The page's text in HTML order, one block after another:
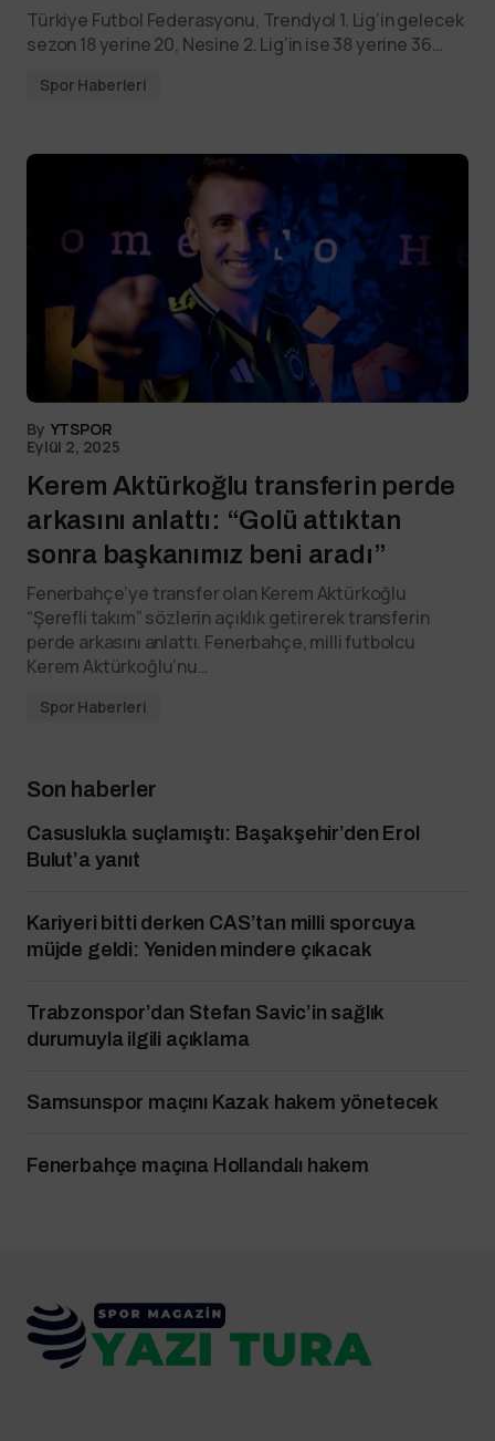
Türkiye Futbol Federasyonu, Trendyol 1. Lig’in gelecek
sezon 18 yerine 20, Nesine 2. Lig’in ise 38 yerine 36…
Spor Haberleri
By YTSPOR
Eylül 2, 2025
Kerem Aktürkoğlu transferin perde
arkasını anlattı: “Golü attıktan
sonra başkanımız beni aradı”
Fenerbahçe’ye transfer olan Kerem Aktürkoğlu
“Şerefli takım” sözlerin açıklık getirerek transferin
perde arkasını anlattı. Fenerbahçe, milli futbolcu
Kerem Aktürkoğlu‘nu…
Spor Haberleri
Son haberler
Casuslukla suçlamıştı: Başakşehir’den Erol
Bulut’a yanıt
Kariyeri bitti derken CAS’tan milli sporcuya
müjde geldi: Yeniden mindere çıkacak
Trabzonspor’dan Stefan Savic’in sağlık
durumuyla ilgili açıklama
Samsunspor maçını Kazak hakem yönetecek
Fenerbahçe maçına Hollandalı hakem